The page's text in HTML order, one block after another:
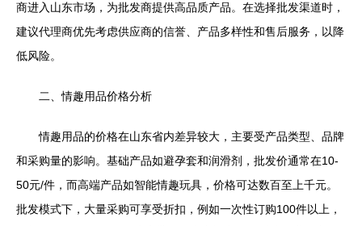
商进入山东市场，为批发商提供高品质产品。在选择批发渠道时，
建议代理商优先考虑供应商的信誉、产品多样性和售后服务，以降
低风险。
二、情趣用品价格分析
情趣用品的价格在山东省内差异较大，主要受产品类型、品牌
和采购量的影响。基础产品如避孕套和润滑剂，批发价通常在10-
50元/件，而高端产品如智能情趣玩具，价格可达数百至上千元。
批发模式下，大量采购可享受折扣，例如一次性订购100件以上，